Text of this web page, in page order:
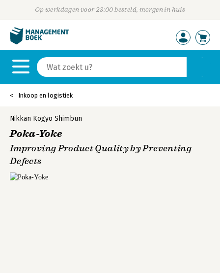
Op werkdagen voor 23:00 besteld, morgen in huis
Inkoop en logistiek
Nikkan Kogyo Shimbun
Poka-Yoke
Improving Product Quality by Preventing
Defects